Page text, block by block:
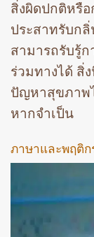
สิ่งผิดปกติหรื
ประสาทรับก
สามารถรับรู้ก
ร่วมทางได้ สิ่
ปัญหาสุขภาพ
หากจำเป็น
ภาษาและพฤติก